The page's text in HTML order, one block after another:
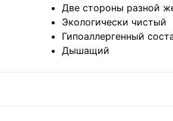
Две стороны разной
Экологически чистый
Гипоаллергенный
Дышащий